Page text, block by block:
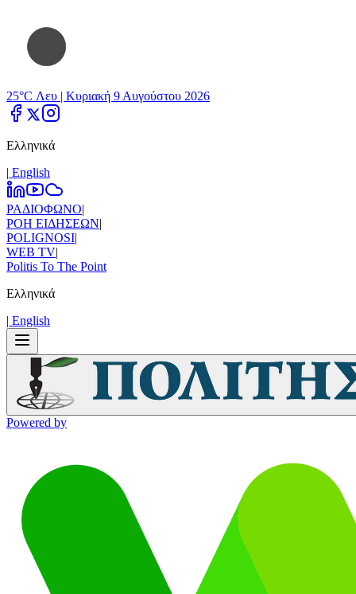
25°C Λευ | Κυριακή 9 Αυγούστου 2026
Ελληνικά
| Εnglish
ΡΑΔΙΟΦΩΝΟ|
ΡΟΗ ΕΙΔΗΣΕΩΝ|
POLIGNOSI|
WEB TV|
Politis To The Point
Ελληνικά
| Εnglish
Powered by